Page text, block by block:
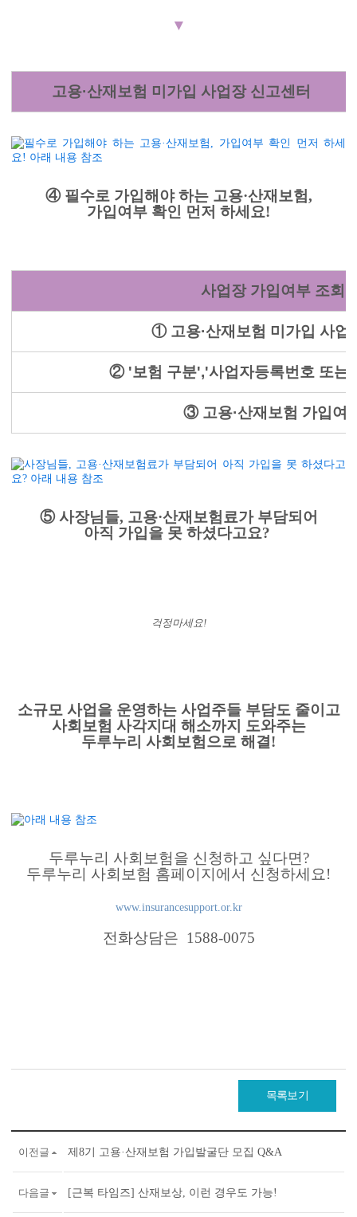
▼
고용·산재보험 미가입 사업장 신고센터
④ 필수로 가입해야 하는 고용·산재보험,
가입여부 확인 먼저 하세요!
사업장 가입여부 조회
① 고용·산재보험 미가입 사업
② '보험 구분','사업자등록번호 또는
③ 고용·산재보험 가입여
⑤ 사장님들, 고용·산재보험료가 부담되어
아직 가입을 못 하셨다고요?
걱정마세요!
소규모 사업을 운영하는 사업주들 부담도 줄이고
사회보험 사각지대 해소까지 도와주는
두루누리 사회보험으로 해결!
두루누리 사회보험을 신청하고 싶다면?
두루누리 사회보험 홈페이지에서 신청하세요!
www.insurancesupport.or.kr
전화상담은 1588-0075
목록보기
이전글 제8기 고용·산재보험 가입발굴단 모집 Q&A
다음글 [근복 타임즈] 산재보상, 이런 경우도 가능!